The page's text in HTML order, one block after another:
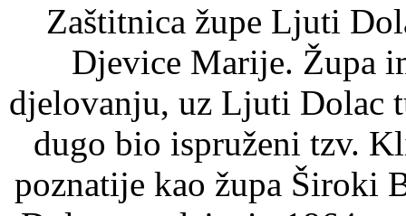
Zaštitnica župe Ljuti
Djevice Marije. Župa
djelovanju, uz Ljuti Dolac
dugo bio ispruženi tzv.
poznatije kao župa Široki